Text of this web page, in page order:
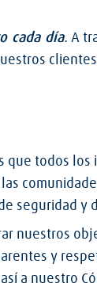
cada día. A
que todos
seguridad y
nuestros
y
a nuestro